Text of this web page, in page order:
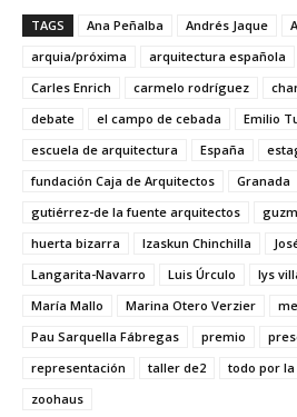
TAGS Ana Peñalba Andrés Jaque
arquia/próxima
arquitectura española
Carles Enrich
carmelo rodríguez
debate
el campo de cebada
Emilio
escuela de arquitectura
España
fundación Caja de Arquitectos
Granada
gutiérrez-de la fuente arquitectos
huerta bizarra
Izaskun Chinchilla
Langarita-Navarro
Luis Úrculo lys
María Mallo
Marina Otero Verzier
Pau Sarquella Fábregas
premio
representación
taller de2 todo por
zoohaus